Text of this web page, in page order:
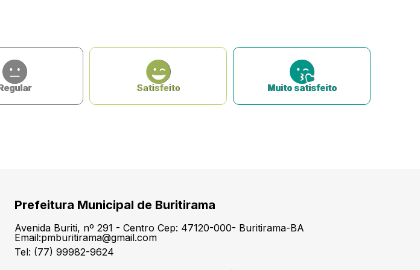
Satisfeito Muito satisfeito
Prefeitura Municipal de Buritirama
Avenida Buriti, nº 291 - Centro Cep: 47120-000- Buritirama-BA
Email:pmburitirama@gmail.com
Tel: (77) 99982-9624